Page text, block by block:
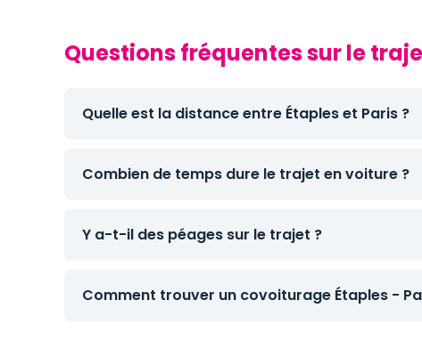
Questions fréquentes sur le
Quelle est la distance entre Étaples et Paris ?
Combien de temps dure le trajet en voiture ?
Y a-t-il des péages sur le trajet ?
Comment trouver un covoiturage Étaples -